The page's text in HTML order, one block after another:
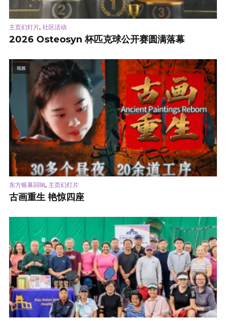
主页幻灯片, 社区活动
2026 Osteosyn 杯匹克球公开赛圆满落幕
视频
东方银幕回响, 主页幻灯片
古画重生 艳惊四座